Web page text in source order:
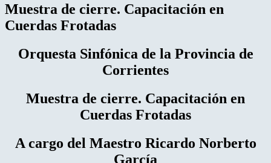
Muestra de cierre. Capacitación en
Cuerdas Frotadas
Orquesta Sinfónica de la Provincia de
Corrientes
Muestra de cierre. Capacitación en
Cuerdas Frotadas
A cargo del Maestro Ricardo Norberto
García